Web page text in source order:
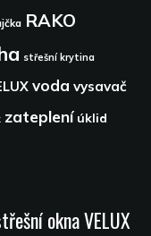
RAKO
střešní krytina
voda vysavač
zateplení úklid
okna VELUX